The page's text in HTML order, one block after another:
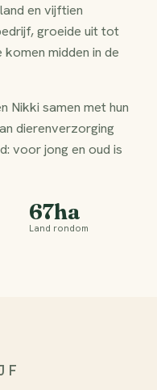
en vijftien
groeide uit tot
midden in de
Nikki samen met hun
dierenverzorging
voor jong en oud is
67ha
Land rondom